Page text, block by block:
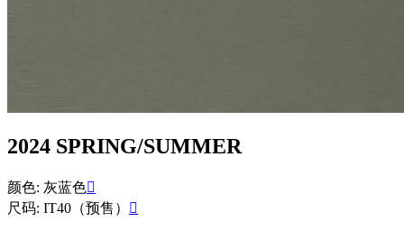
2024 SPRING/SUMMER
颜色: 灰蓝色
尺码: IT40（预售）
